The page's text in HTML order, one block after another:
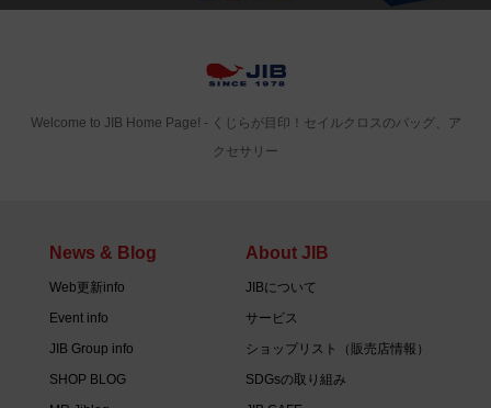
Welcome to JIB Home Page! ‐ くじらが目印！セイルクロスのバッグ、ア
クセサリー
News & Blog
Web更新info
Event info
JIB Group info
SHOP BLOG
About JIB
JIBについて
サービス
ショップリスト（販売店情報）
SDGsの取り組み